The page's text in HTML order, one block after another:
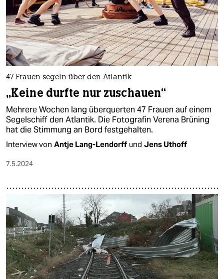
47 Frauen segeln über den Atlantik
„Keine durfte nur zuschauen“
Mehrere Wochen lang überquerten 47 Frauen auf einem
Segelschiff den Atlantik. Die Fotografin Verena Brüning
hat die Stimmung an Bord festgehalten.
Interview von Antje Lang-Lendorff und Jens Uthoff
7.5.2024